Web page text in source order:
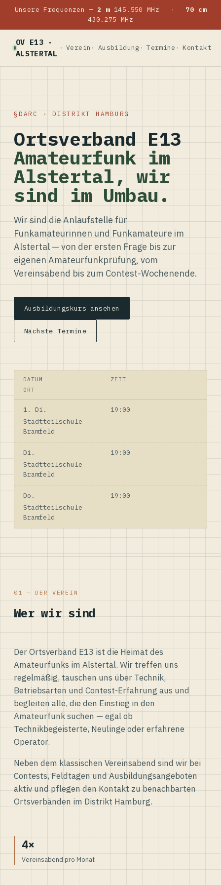
Unsere Frequenzen — 2 m145.550 MHz ·
70 cm
430.275 MHz
OV E13 ·
ALSTERTAL
Verein Ausbildung Termine Kontakt
DARC · DISTRIKT HAMBURG
Ortsverband E13
Amateurfunk im
Alstertal, wir
sind im Umbau.
Wir sind die Anlaufstelle für
Funkamateurinnen und Funkamateure im
Alstertal — von der ersten Frage bis zur
eigenen Amateurfunkprüfung, vom
Vereinsabend bis zum Contest-Wochenende.
Ausbildungskurs ansehen
Nächste Termine
DATUM
ZEIT
ORT
1. Di.
19:00
Stadtteilschule
Bramfeld
Di.
19:00
Stadtteilschule
Bramfeld
Do.
19:00
Stadtteilschule
Bramfeld
01 — DER VEREIN
Wer wir sind
Der Ortsverband E13 ist die Heimat des
Amateurfunks im Alstertal. Wir treffen uns
regelmäßig, tauschen uns über Technik,
Betriebsarten und Contest-Erfahrung aus und
begleiten alle, die den Einstieg in den
Amateurfunk suchen — egal ob
Technikbegeisterte, Neulinge oder erfahrene
Operator.
Neben dem klassischen Vereinsabend sind wir bei
Contests, Feldtagen und Ausbildungsangeboten
aktiv und pflegen den Kontakt zu benachbarten
Ortsverbänden im Distrikt Hamburg.
4×
Vereinsabend pro Monat